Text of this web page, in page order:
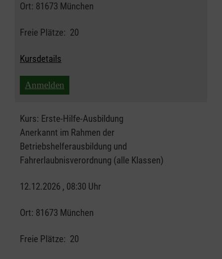
Ort: 81673 München
Freie Plätze: 20
Kursdetails
Anmelden
Kurs: Erste-Hilfe-Ausbildung
Anerkannt im Rahmen der
Betriebshelferausbildung und
Fahrerlaubnisverordnung (alle Klassen)
12.12.2026 , 08:30 Uhr
Ort: 81673 München
Freie Plätze: 20